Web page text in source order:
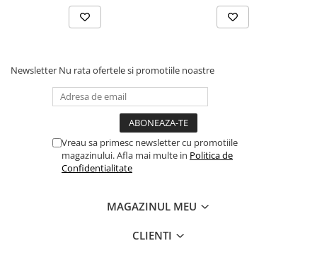
Newsletter Nu rata ofertele si promotiile noastre
Vreau sa primesc newsletter cu promotiile
magazinului. Afla mai multe in Politica de
Confidentialitate
MAGAZINUL MEU
CLIENTI